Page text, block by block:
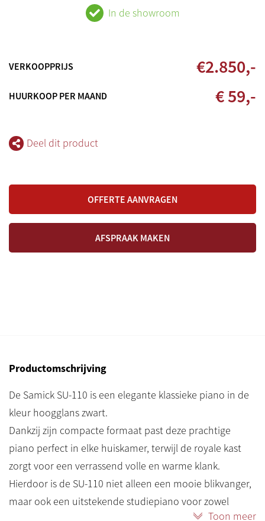
In de showroom
VERKOOPPRIJS €2.850,-
HUURKOOP PER MAAND € 59,-
Deel dit product
OFFERTE AANVRAGEN
AFSPRAAK MAKEN
Productomschrijving
De Samick SU-110 is een elegante klassieke piano in de
kleur hoogglans zwart.
Dankzij zijn compacte formaat past deze prachtige
piano perfect in elke huiskamer, terwijl de royale kast
zorgt voor een verrassend volle en warme klank.
Hierdoor is de SU-110 niet alleen een mooie blikvanger,
maar ook een uitstekende studiepiano voor zowel
Toon meer